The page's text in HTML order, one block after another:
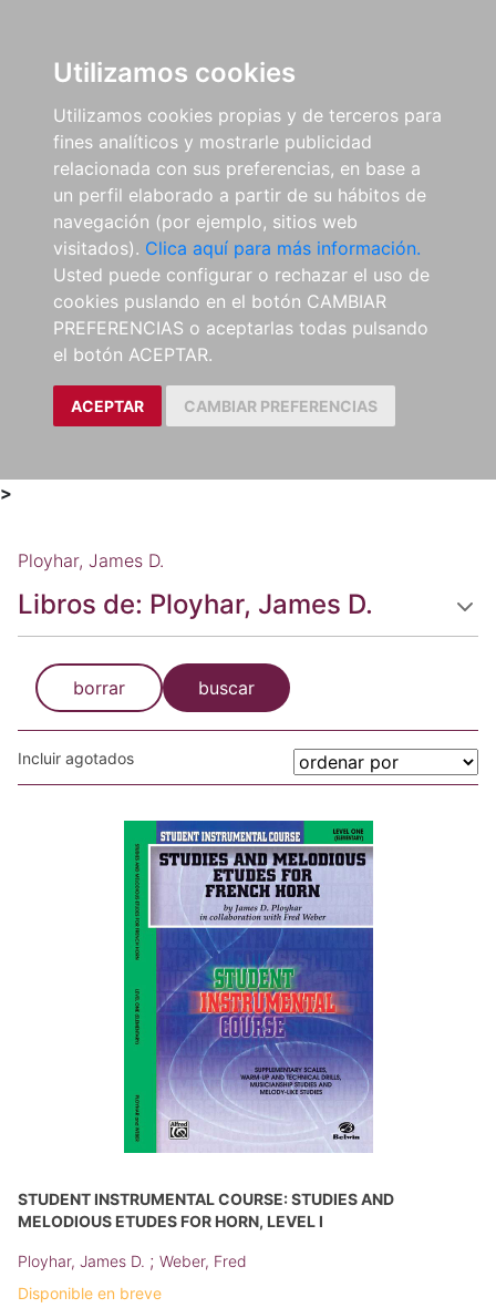
Utilizamos cookies
Utilizamos cookies propias y de terceros para
fines analíticos y mostrarle publicidad
relacionada con sus preferencias, en base a
un perfil elaborado a partir de su hábitos de
navegación (por ejemplo, sitios web
visitados). Clica aquí para más información.
Usted puede configurar o rechazar el uso de
cookies puslando en el botón CAMBIAR
PREFERENCIAS o aceptarlas todas pulsando
el botón ACEPTAR.
ACEPTAR CAMBIAR PREFERENCIAS
>
Ployhar, James D.
Libros de: Ployhar, James D.
borrar buscar
Incluir agotados
STUDENT INSTRUMENTAL COURSE: STUDIES AND
MELODIOUS ETUDES FOR HORN, LEVEL I
Ployhar, James D. ; Weber, Fred
Disponible en breve